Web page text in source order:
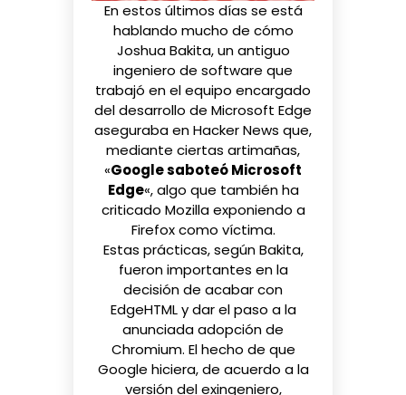
En estos últimos días se está
hablando mucho de cómo
Joshua Bakita, un antiguo
ingeniero de software que
trabajó en el equipo encargado
del desarrollo de Microsoft Edge
aseguraba enHacker News que,
mediante ciertas artimañas,
«Google saboteó Microsoft
Edge«, algo que también ha
criticado Mozilla exponiendo a
Firefox como víctima.
Estas prácticas, según Bakita,
fueron importantes en la
decisión de acabar con
EdgeHTML y dar el paso a la
anunciadaadopción de
Chromium. El hecho de que
Google hiciera, de acuerdo a la
versión del exingeniero,